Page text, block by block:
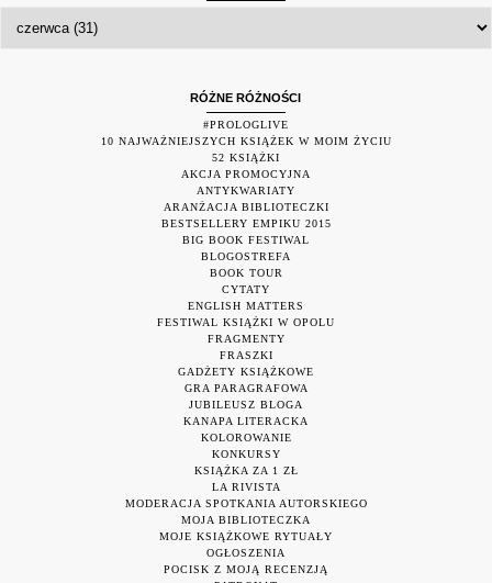
RÓŻNE RÓŻNOŚCI
#PROLOGLIVE
10 NAJWAŻNIEJSZYCH KSIĄŻEK W MOIM ŻYCIU
52 KSIĄŻKI
AKCJA PROMOCYJNA
ANTYKWARIATY
ARANŻACJA BIBLIOTECZKI
BESTSELLERY EMPIKU 2015
BIG BOOK FESTIWAL
BLOGOSTREFA
BOOK TOUR
CYTATY
ENGLISH MATTERS
FESTIWAL KSIĄŻKI W OPOLU
FRAGMENTY
FRASZKI
GADŻETY KSIĄŻKOWE
GRA PARAGRAFOWA
JUBILEUSZ BLOGA
KANAPA LITERACKA
KOLOROWANIE
KONKURSY
KSIĄŻKA ZA 1 ZŁ
LA RIVISTA
MODERACJA SPOTKANIA AUTORSKIEGO
MOJA BIBLIOTECZKA
MOJE KSIĄŻKOWE RYTUAŁY
OGŁOSZENIA
POCISK Z MOJĄ RECENZJĄ